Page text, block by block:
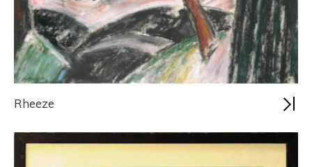
Rheeze